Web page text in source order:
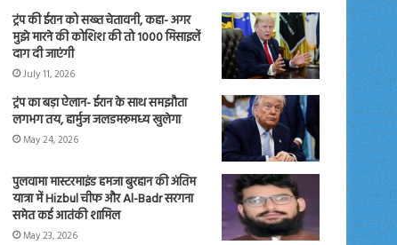
ट्रंप की ईरान को सख्त चेतावनी, कहा- अगर
मुझे मारने की कोशिश की तो 1000 मिसाइलें
दाग दी जाएंगी
July 11, 2026
ट्रंप का बड़ा ऐलान- ईरान के साथ समझौता
लगभग तय, हार्मुज जलडमरूमध्य खुलेगा
May 24, 2026
पुलवामा मास्टरमाइंड हमजा बुरहान की अंतिम
यात्रा में Hizbul चीफ और Al-Badr सरगना
समेत कई आतंकी शामिल
May 23, 2026